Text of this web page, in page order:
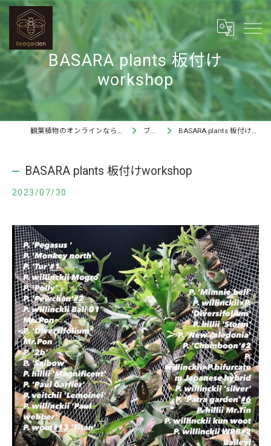
BASARA plants 板付け
workshop
観葉植物のオンラインならBee garden ブログ BASARA plants 板付けworkshop
BASARA plants 板付けworkshop
2023/07/30